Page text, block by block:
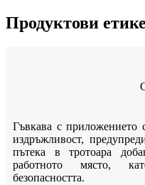
Продуктови
Гъвкава с приложението
издръжливост,
пътека в тротоара
работното място,
безопасността.